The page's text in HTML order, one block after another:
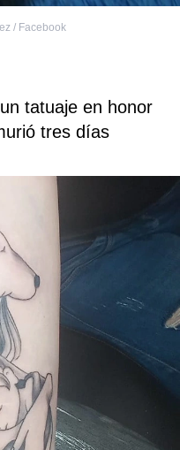
/ Facebook
tatuaje en honor
tres días